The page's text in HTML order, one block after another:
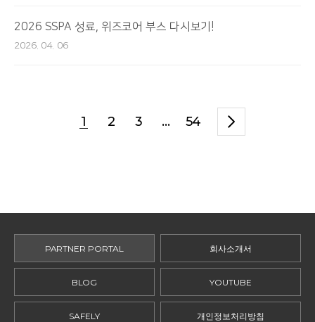
2026 SSPA 성료, 위즈코어 부스 다시보기!
2026. 04. 06
1 2 3 ... 54
PARTNER PORTAL 회사소개서
BLOG YOUTUBE
SAFELY 개인정보처리방침